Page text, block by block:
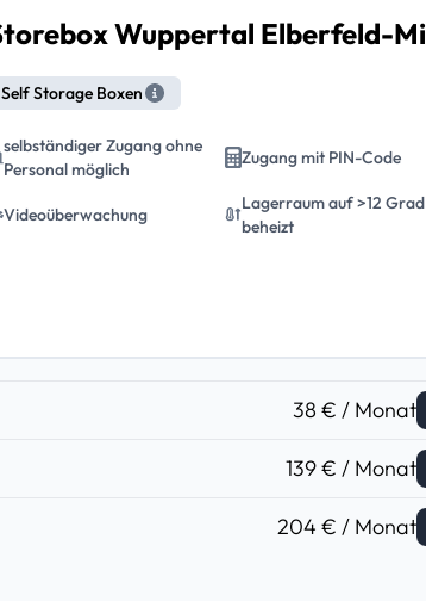
Self Storage Boxen
selbständiger Zugang ohne
Personal möglich
Zugang mit PIN-Code
Videoüberwachung
Lagerraum auf >12 Grad
beheizt
38 € / Monat
139 € / Monat
204 € / Monat